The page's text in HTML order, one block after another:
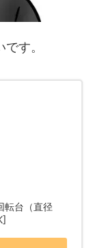
す。
台（直径